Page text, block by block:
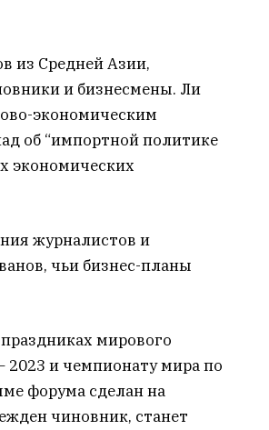
из Средней Азии,
и бизнесмены. Ли
экономическим
об “импортной политике
экономических
журналистов и
чьи бизнес-планы
мирового
2023 и чемпионату мира по
форума сделан на
чиновник, станет